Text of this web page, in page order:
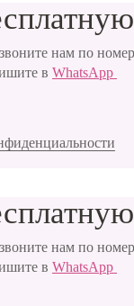
нам по
в WhatsApp
нам по
в WhatsApp